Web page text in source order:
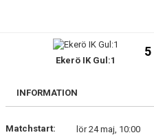
SPELARE & LEDARE
Ekerö IK Gul:1
5
INFORMATION
Matchstart:
lör 24 maj, 10:00